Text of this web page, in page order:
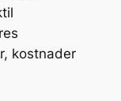
kostnader